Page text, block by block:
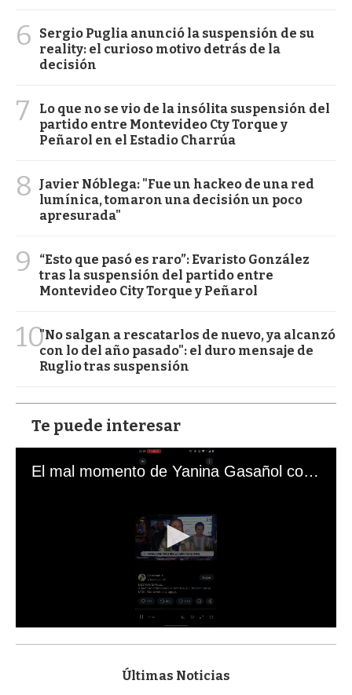
6
Sergio Puglia anunció la suspensión de su
reality: el curioso motivo detrás de la
decisión
7
Lo que no se vio de la insólita suspensión del
partido entre Montevideo Cty Torque y
Peñarol en el Estadio Charrúa
8
Javier Nóblega: "Fue un hackeo de una red
lumínica, tomaron una decisión un poco
apresurada"
9
“Esto que pasó es raro”: Evaristo González
tras la suspensión del partido entre
Montevideo City Torque y Peñarol
10"No salgan a rescatarlos de nuevo, ya alcanzó
con lo del año pasado": el duro mensaje de
Ruglio tras suspensión
Te puede interesar
El mal momento de Yanina Gasañol con un hincha argentino en "Subrayado"
s
Últimas Noticias